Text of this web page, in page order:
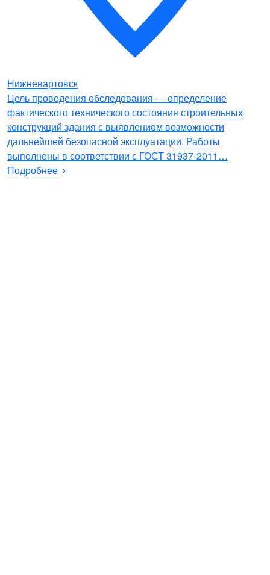
Нижневартовск
Цель проведения обследования — определение
фактического технического состояния строительных
конструкций здания с выявлением возможности
дальнейшей безопасной эксплуатации. Работы
выполнены в соответствии с ГОСТ 31937-2011…
Подробнее